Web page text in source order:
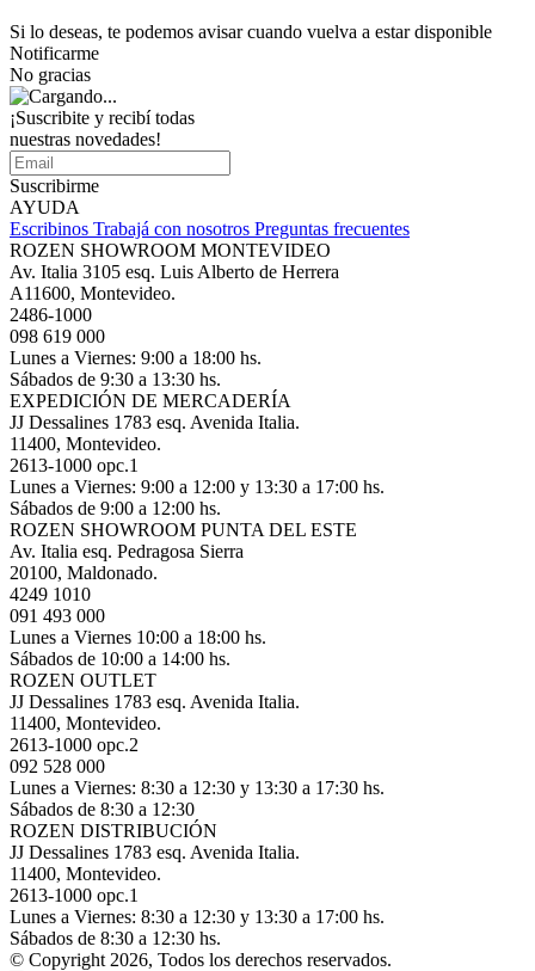
Si lo deseas, te podemos avisar cuando vuelva a estar disponible
Notificarme
No gracias
¡Suscribite y recibí todas
nuestras novedades!
Suscribirme
AYUDA
Escribinos Trabajá con nosotros Preguntas frecuentes
ROZEN SHOWROOM MONTEVIDEO
Av. Italia 3105 esq. Luis Alberto de Herrera
A11600, Montevideo.
2486-1000
098 619 000
Lunes a Viernes: 9:00 a 18:00 hs.
Sábados de 9:30 a 13:30 hs.
EXPEDICIÓN DE MERCADERÍA
JJ Dessalines 1783 esq. Avenida Italia.
11400, Montevideo.
2613-1000 opc.1
Lunes a Viernes: 9:00 a 12:00 y 13:30 a 17:00 hs.
Sábados de 9:00 a 12:00 hs.
ROZEN SHOWROOM PUNTA DEL ESTE
Av. Italia esq. Pedragosa Sierra
20100, Maldonado.
4249 1010
091 493 000
Lunes a Viernes 10:00 a 18:00 hs.
Sábados de 10:00 a 14:00 hs.
ROZEN OUTLET
JJ Dessalines 1783 esq. Avenida Italia.
11400, Montevideo.
2613-1000 opc.2
092 528 000
Lunes a Viernes: 8:30 a 12:30 y 13:30 a 17:30 hs.
Sábados de 8:30 a 12:30
ROZEN DISTRIBUCIÓN
JJ Dessalines 1783 esq. Avenida Italia.
11400, Montevideo.
2613-1000 opc.1
Lunes a Viernes: 8:30 a 12:30 y 13:30 a 17:00 hs.
Sábados de 8:30 a 12:30 hs.
© Copyright 2026, Todos los derechos reservados.